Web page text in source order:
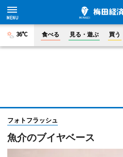
36°C 食べる 見る・遊ぶ 買う
フォトフラッシュ
魚介のブイヤベース